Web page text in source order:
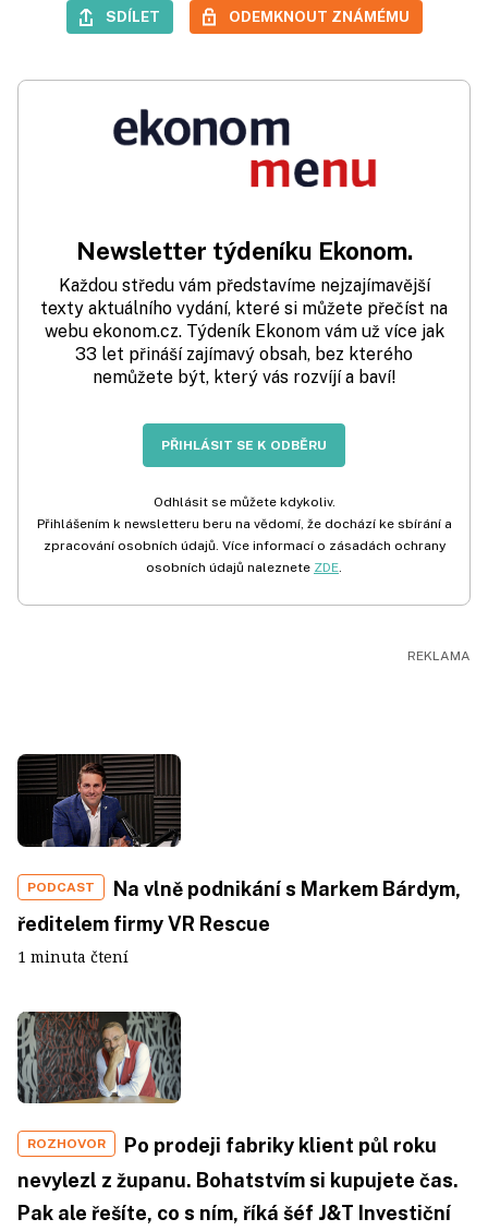
SDÍLET ODEMKNOUT ZNÁMÉMU
Newsletter týdeníku Ekonom.
Každou středu vám představíme nejzajímavější
texty aktuálního vydání, které si můžete přečíst na
webu ekonom.cz. Týdeník Ekonom vám už více jak
33 let přináší zajímavý obsah, bez kterého
nemůžete být, který vás rozvíjí a baví!
PŘIHLÁSIT SE K ODBĚRU
Odhlásit se můžete kdykoliv.
Přihlášením k newsletteru beru na vědomí, že dochází ke sbírání a
zpracování osobních údajů. Více informací o zásadách ochrany
osobních údajů naleznete ZDE.
PODCAST
Na vlně podnikání s Markem Bárdym,
ředitelem firmy VR Rescue
1 minuta čtení
ROZHOVOR
Po prodeji fabriky klient půl roku
nevylezl z županu. Bohatstvím si kupujete čas.
Pak ale řešíte, co s ním, říká šéf J&T Investiční